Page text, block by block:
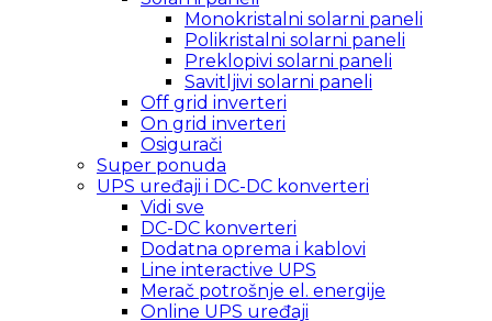
Monokristalni solarni paneli
Polikristalni solarni paneli
Preklopivi solarni paneli
Savitljivi solarni paneli
Off grid inverteri
On grid inverteri
Osigurači
Super ponuda
UPS uređaji i DC-DC konverteri
Vidi sve
DC-DC konverteri
Dodatna oprema i kablovi
Line interactive UPS
Merač potrošnje el. energije
Online UPS uređaji